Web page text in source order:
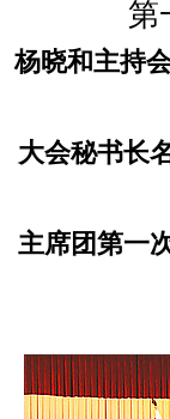
第
杨晓和主持
大会秘书长
主席团第一